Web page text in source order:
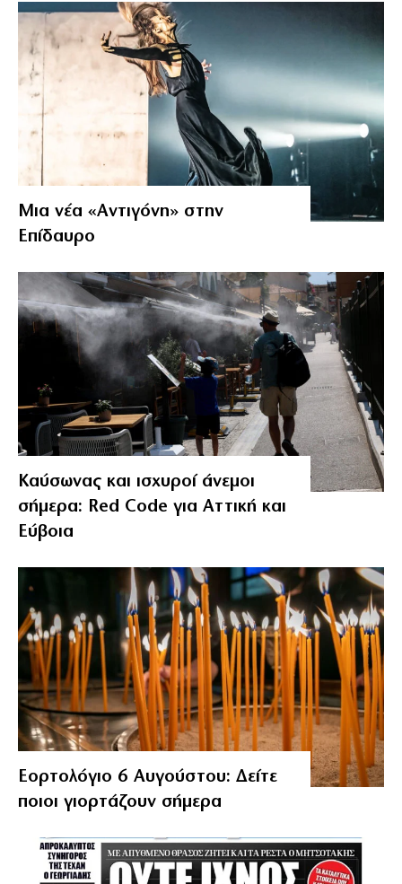
Μια νέα «Αντιγόνη» στην
Επίδαυρο
Καύσωνας και ισχυροί άνεμοι
σήμερα: Red Code για Αττική και
Εύβοια
Εορτολόγιο 6 Αυγούστου: Δείτε
ποιοι γιορτάζουν σήμερα